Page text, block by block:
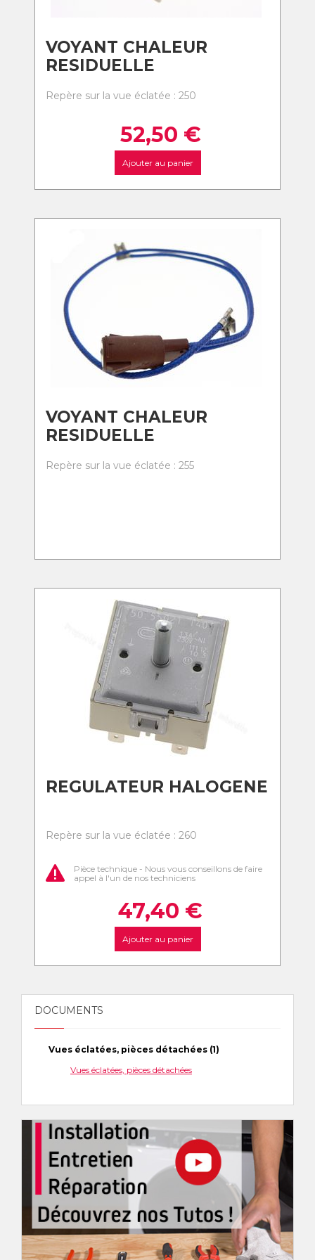
VOYANT CHALEUR
RESIDUELLE
Repère sur la vue éclatée : 250
52,50 €
Ajouter au panier
VOYANT CHALEUR
RESIDUELLE
Repère sur la vue éclatée : 255
REGULATEUR HALOGENE
Repère sur la vue éclatée : 260
Pièce technique - Nous vous conseillons de faire
appel à l'un de nos techniciens
47,40 €
Ajouter au panier
DOCUMENTS
Vues éclatées, pièces détachées (1)
Vues éclatées, pièces détachées